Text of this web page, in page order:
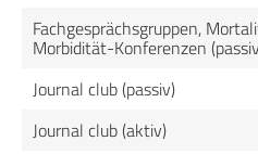
Fachgesprächsgruppen,
Morbidität-Konferenzen
Journal club (passiv)
Journal club (aktiv)